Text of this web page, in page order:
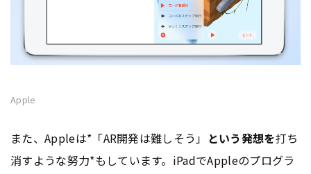
Apple
また、Appleは*「AR開発は難しそう」 という発想を打ち
消すような努力*もしています。iPadでAppleのプログラ